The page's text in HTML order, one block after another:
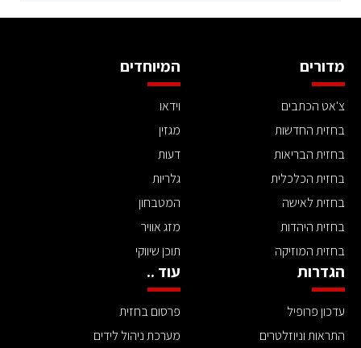
מדורים
צ'אט הכתבים
בחזית החדשות
בחזית הבריאות
בחזית הכלכלית
בחזית לאישה
בחזית היהדות
בחזית המוזיקה
המיוחדים
וידאו
מגזין
דעות
גלריות
המטבחון
מזג אוויר
תוכן שיווקי
הגדרות
עדכון פרופיל
התראות וניוזלטרים
עוד ..
פרסום בחזית
מערכת ניהול לידים